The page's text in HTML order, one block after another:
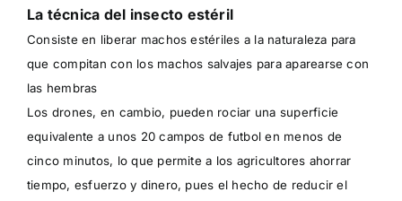
La técnica del insecto estéril
Consiste en liberar machos estériles a la naturaleza para
que compitan con los machos salvajes para aparearse con
las hembras
Los drones, en cambio, pueden rociar una superficie
equivalente a unos 20 campos de futbol en menos de
cinco minutos, lo que permite a los agricultores ahorrar
tiempo, esfuerzo y dinero, pues el hecho de reducir el